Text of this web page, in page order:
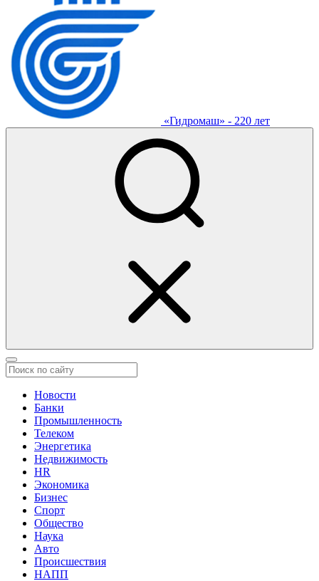
«Гидромаш» - 220 лет
Новости
Банки
Промышленность
Телеком
Энергетика
Недвижимость
HR
Экономика
Бизнес
Спорт
Общество
Наука
Авто
Происшествия
НАПП